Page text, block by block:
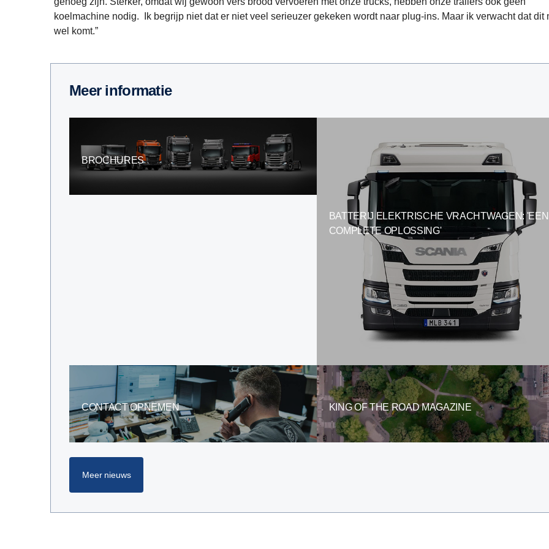
koelmachine nodig. Ik begrijp niet dat er niet veel serieuzer gekeken wordt naar plug-ins. Maar ik verwacht dat dit
wel komt.”
Meer informatie
BROCHURES
BATTERIJ ELEKTRISCHE VRACHTWAGEN: 'EEN
COMPLETE OPLOSSING'
CONTACT OPNEMEN KING OF THE ROAD MAGAZINE
Meer nieuws